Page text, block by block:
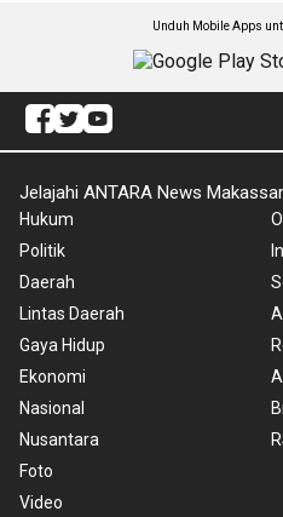
Unduh Mobile Apps
Jelajahi ANTARA News Makassar
Hukum
Politik
Daerah
Lintas Daerah
Gaya Hidup
Ekonomi
Nasional
Nusantara
Foto
Video